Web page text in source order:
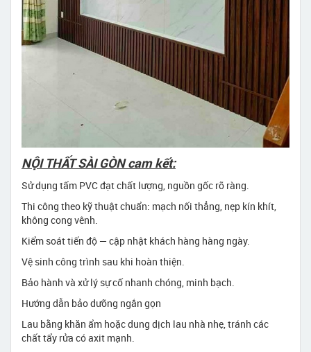
NỘI THẤT SÀI GÒN cam kết:
Sử dụng tấm PVC đạt chất lượng, nguồn gốc rõ ràng.
Thi công theo kỹ thuật chuẩn: mạch nối thẳng, nẹp kín khít,
không cong vênh.
Kiểm soát tiến độ — cập nhật khách hàng hàng ngày.
Vệ sinh công trình sau khi hoàn thiện.
Bảo hành và xử lý sự cố nhanh chóng, minh bạch.
Hướng dẫn bảo dưỡng ngắn gọn
Lau bằng khăn ẩm hoặc dung dịch lau nhà nhẹ, tránh các
chất tẩy rửa có axit mạnh.